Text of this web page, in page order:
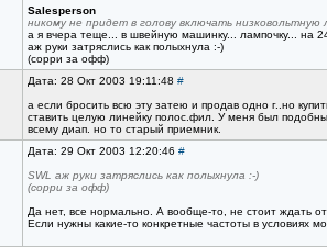
Salesperson
никому не придет в голову включать низковольтную
а я вчера теще... в швейную машинку... лампочку... на
аж руки затряслись как полыхнула :-)
(сорри за офф)
Дата: 28 Окт 2003 19:11:48 #
а если бросить всю эту затею и продав одно г..но
ставить целую линейку полос.фил. У меня был
всему диап. но то старый приемник.
Дата: 29 Окт 2003 12:20:46 #
SWL аж руки затряслись как полыхнула :-)
(сорри за офф)
Да нет, все нормально. А вообще-то, не стоит ждать
Если нужны какие-то конкретные частоты в условиях